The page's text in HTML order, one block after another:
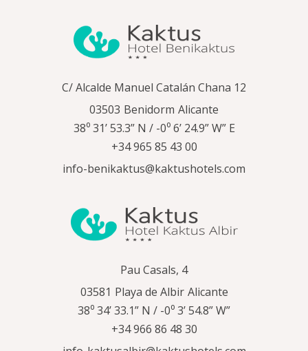
C/ Alcalde Manuel Catalán Chana 12
03503 Benidorm Alicante
38⁰ 31’ 53.3” N / -0⁰ 6’ 24.9” W” E
+34 965 85 43 00
info-benikaktus@kaktushotels.com
Pau Casals, 4
03581 Playa de Albir Alicante
38⁰ 34’ 33.1” N / -0⁰ 3’ 54.8” W”
+34 966 86 48 30